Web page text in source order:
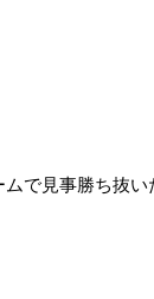
で見事勝ち抜い